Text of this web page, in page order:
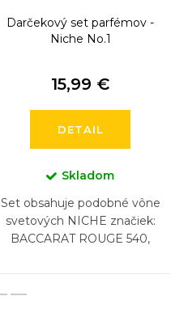
Darčekový set parfémov -
Niche No.1
15,99 €
DETAIL
Skladom
Set obsahuje podobné vône
svetových NICHE značiek:
BACCARAT ROUGE 540,
BYREDO GYPSY WATER,